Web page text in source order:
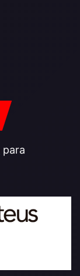
para